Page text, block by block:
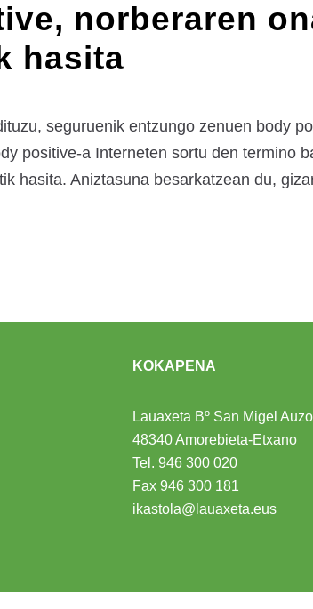
norberaren
hasita
seguruenik entzungo zenuen body
positive-a Interneten sortu den termino
hasita. Aniztasuna besarkatzean du,
KOKAPENA
Lauaxeta Bº San Migel
48340 Amorebieta-Etxano
Tel.946 300 020
Fax 946 300 181
ikastola@lauaxeta.eus